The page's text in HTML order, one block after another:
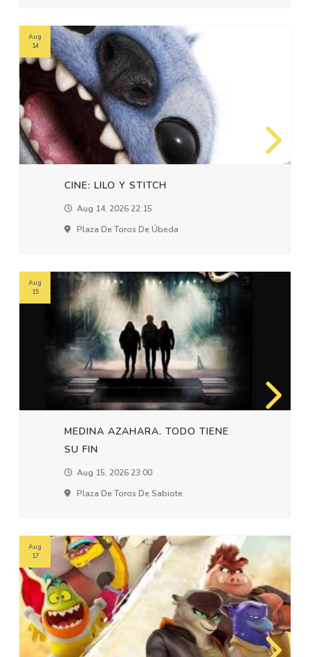
CINE: LILO Y STITCH
Aug 14, 2026 22:15
Plaza De Toros De Úbeda
Aug
14
MEDINA AZAHARA. TODO TIENE
SU FIN
Aug 15, 2026 23:00
Plaza De Toros De Sabiote
Aug
15
Aug
17